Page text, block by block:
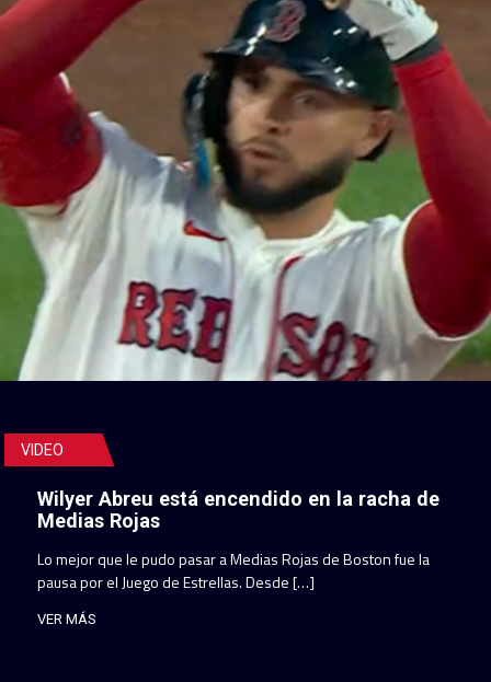
VIDEO
Wilyer Abreu está encendido en la racha de
Medias Rojas
Lo mejor que le pudo pasar a Medias Rojas de Boston fue la
pausa por el Juego de Estrellas. Desde […]
VER MÁS